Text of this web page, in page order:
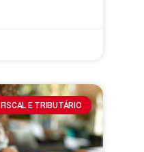
FISCAL E TRIBUTÁRIO